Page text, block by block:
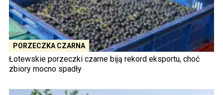
PORZECZKA CZARNA
Łotewskie porzeczki czarne biją rekord eksportu, choć
zbiory mocno spadły